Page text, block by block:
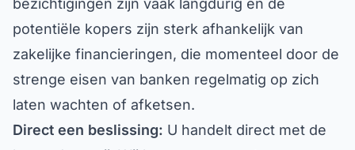
potentiële kopers zijn sterk afhankelijk van
zakelijke financieringen, die momenteel door de
strenge eisen van banken regelmatig op zich
laten wachten of afketsen.
kopende partij. Wij hoeven geen externe